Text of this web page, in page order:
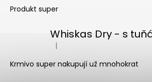
Produkt super
Whiskas Dry - s
Hodnocení produktu je 5 z 5
|
Krmivo super nakupují už mnohokrat